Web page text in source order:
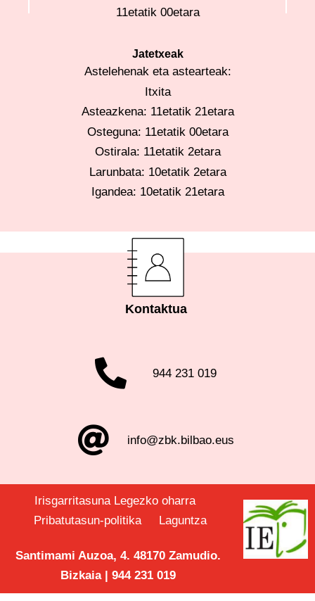
11etatik 00etara
Jatetxeak
Astelehenak eta astearteak:
Itxita
Asteazkena: 11etatik 21etara
Osteguna: 11etatik 00etara
Ostirala: 11etatik 2etara
Larunbata: 10etatik 2etara
Igandea: 10etatik 21etara
Kontaktua
944 231 019
info@zbk.bilbao.eus
Irisgarritasuna Legezko oharra
Pribatutasun-politika
Laguntza
Santimami Auzoa, 4. 48170 Zamudio.
Bizkaia | 944 231 019